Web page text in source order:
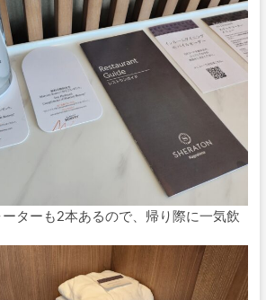
ターも2本あるので、帰り際に一気飲